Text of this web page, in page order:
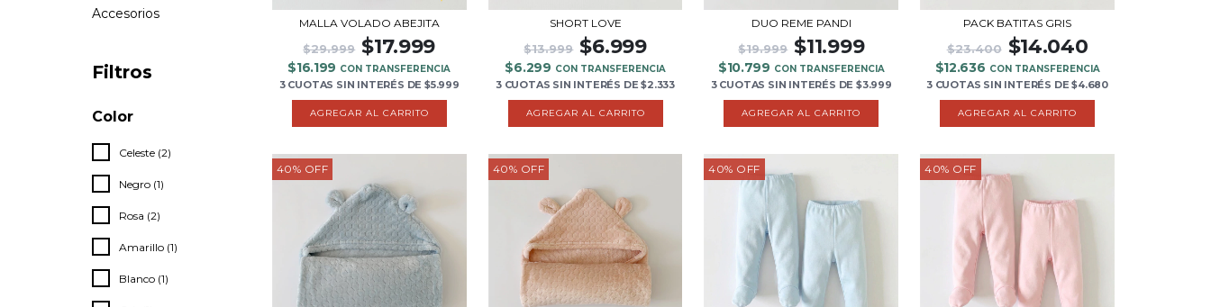
Accesorios
Filtros
Color
Celeste (2)
Negro (1)
Rosa (2)
Amarillo (1)
Blanco (1)
MALLA VOLADO ABEJITA
$29.999 $17.999
$16.199 CON TRANSFERENCIA
3 CUOTAS SIN INTERÉS DE $5.999
AGREGAR AL CARRITO
SHORT LOVE
$13.999 $6.999
$6.299 CON TRANSFERENCIA
3 CUOTAS SIN INTERÉS DE$2.333
AGREGAR AL CARRITO
DUO REME PANDI
$19.999 $11.999
$10.799 CON TRANSFERENCIA
3 CUOTAS SIN INTERÉS DE $3.999
AGREGAR AL CARRITO
PACK BATITAS GRIS
$23.400 $14.040
$12.636 CON TRANSFERENCIA
3 CUOTAS SIN INTERÉS DE$4.680
40% OFF 40% OFF 40% OFF 40% OFF